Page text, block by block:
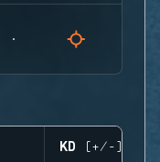
KD (+/-)